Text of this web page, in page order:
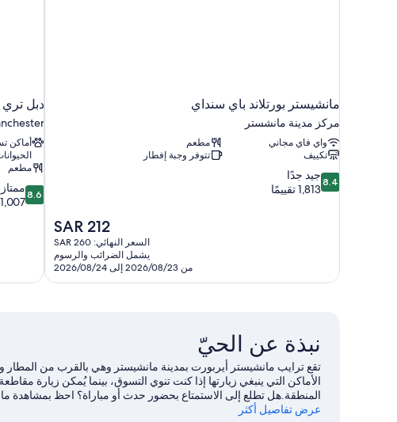
مانشيستر بورتلاند باي سنداي
مركز مدينة مانشستر
واي فاي مجاني
مطعم
تكييف
تتوفر وجبة إفطار
8.4
من
8.4 جيد جدًا
1,813 تقييمًا
السعر
الحالي
هو
SAR
212
SAR 212
السعر النهائي: SAR 260
يشمل الضرائب والرسوم
من 2026/08/23 إلى 2026/08/24
دبل تري
أماكن
مطعم
8.6
من
8.6 ممتاز
1,007 تقييمات
نبذة عن الحيّ
تقع ترايب مانشيستر أيربورت بمدينة مانشيستر وهي بالقرب من
الأماكن التي ينبغي زيارتها إذا كنت تنوي التسوق، بينما يُمكن زيارة
المنطقة.هل تطلع إلى الاستمتاع بحضور حدث أو مباراة؟ احظ بمشاهدة ما
إلى مانشيستر
عرض تفاصيل أكثر